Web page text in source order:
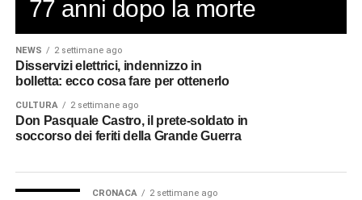
77 anni dopo la morte
NEWS 2 settimane ago
Disservizi elettrici, indennizzo in
bolletta: ecco cosa fare per ottenerlo
CULTURA 2 settimane ago
Don Pasquale Castro, il prete-soldato in
soccorso dei feriti della Grande Guerra
CRONACA 2 settimane ago